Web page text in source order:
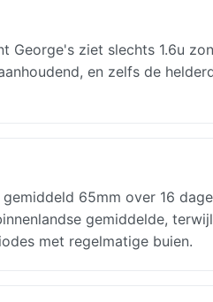
George's ziet slechts 1.6u
en zelfs de
65mm over 16
gemiddelde,
met regelmatige buien.